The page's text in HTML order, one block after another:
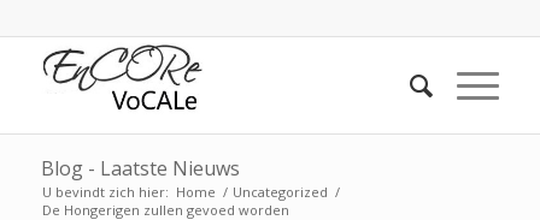
Blog - Laatste Nieuws
U bevindt zich hier: Home / Uncategorized /
De Hongerigen zullen gevoed worden